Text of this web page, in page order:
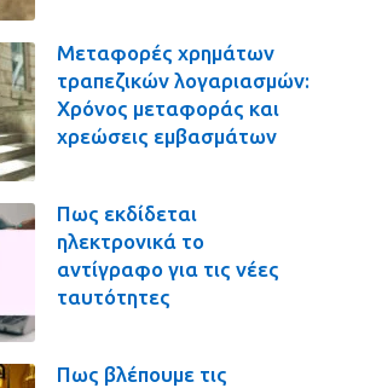
Μεταφορές χρημάτων
τραπεζικών λογαριασμών:
Χρόνος μεταφοράς και
χρεώσεις εμβασμάτων
Πως εκδίδεται
ηλεκτρονικά το
αντίγραφο για τις νέες
ταυτότητες
Πως βλέπουμε τις